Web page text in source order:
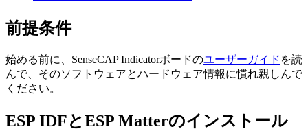
前提条件
始める前に、SenseCAP Indicatorボードのユーザーガイド を読
んで、そのソフトウェアとハードウェア情報に慣れ親しんで
ください。
ESP IDFとESP Matterのインストール